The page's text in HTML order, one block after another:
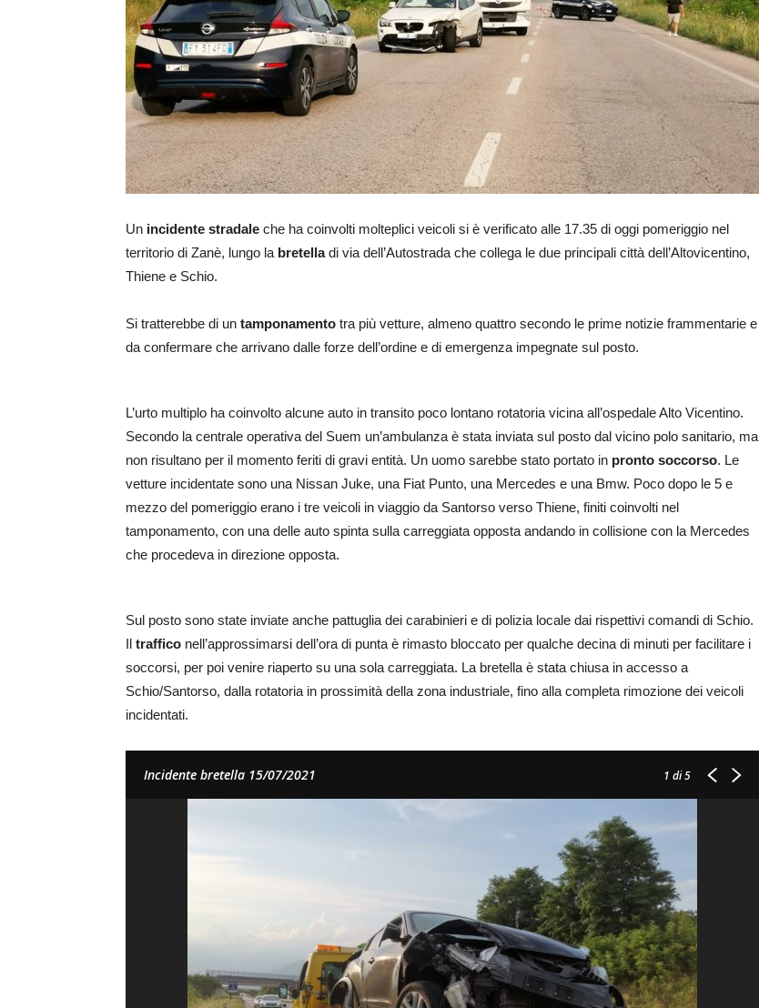
Un incidente stradale che ha coinvolti molteplici veicoli si è verificato alle 17.35 di oggi pomeriggio nel
territorio di Zanè, lungo la bretelladi via dell’Autostrada che collega le due principali città dell’Altovicentino,
Thiene e Schio.
Si tratterebbe di un tamponamento tra più vetture, almeno quattro secondo le prime notizie frammentarie e
da confermare che arrivano dalle forze dell’ordine e di emergenza impegnate sul posto.
L’urto multiplo ha coinvolto alcune auto in transito poco lontano rotatoria vicina all’ospedale Alto Vicentino.
Secondo la centrale operativa del Suem un’ambulanza è stata inviata sul posto dal vicino polo sanitario, ma
non risultano per il momento feriti di gravi entità. Un uomo sarebbe stato portato in pronto soccorso. Le
vetture incidentate sono una Nissan Juke, una Fiat Punto, una Mercedes e una Bmw. Poco dopo le 5 e
mezzo del pomeriggio erano i tre veicoli in viaggio da Santorso verso Thiene, finiti coinvolti nel
tamponamento, con una delle auto spinta sulla carreggiata opposta andando in collisione con la Mercedes
che procedeva in direzione opposta.
Sul posto sono state inviate anche pattuglia dei carabinieri e di polizia locale dai rispettivi comandi di Schio.
Il traffico nell’approssimarsi dell’ora di punta è rimasto bloccato per qualche decina di minuti per facilitare i
soccorsi, per poi venire riaperto su una sola carreggiata. La bretella è stata chiusa in accesso a
Schio/Santorso, dalla rotatoria in prossimità della zona industriale, fino alla completa rimozione dei veicoli
incidentati.
Incidente bretella 15/07/2021 1 di 5